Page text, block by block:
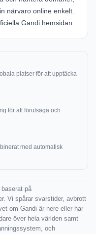
närvaro online enkelt.
Gandi hemsidan.
platser för att upptäcka
för att förutsäga och
med automatisk
på
Vi spårar svarstider, avbrott
om Gandi är nere eller har
över hela världen samt
och